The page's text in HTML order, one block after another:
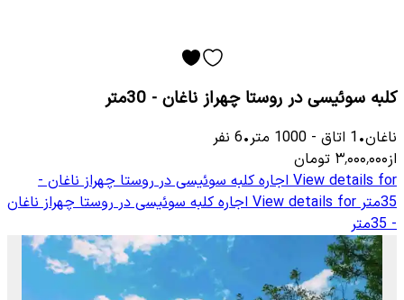
کلبه سوئیسی در روستا چهراز ناغان - 30متر
ناغان•
1 اتاق -
1000 متر•
6 نفر
از۳٬۰۰۰٬۰۰۰ تومان
View details for اجاره کلبه سوئیسی در روستا چهراز ناغان -
35متر
View details for اجاره کلبه سوئیسی در روستا چهراز ناغان
- 35متر